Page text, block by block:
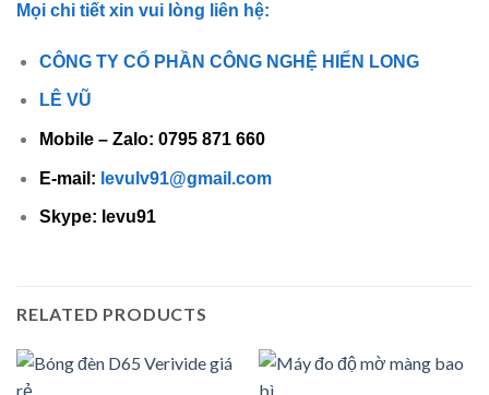
Mọi chi tiết xin vui lòng liên hệ:
CÔNG TY CỔ PHẦN CÔNG NGHỆ HIỂN LONG
LÊ VŨ
Mobile – Zalo: 0795 871 660
E-mail: levulv91@gmail.com
Skype: levu91
RELATED PRODUCTS